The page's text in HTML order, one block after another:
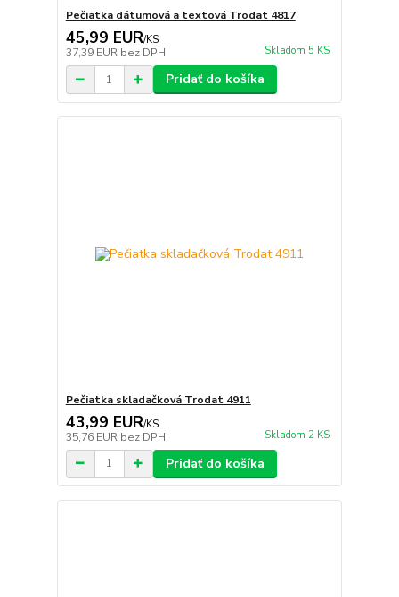
Pečiatka dátumová a textová Trodat 4817
45,99 EUR/KS
37,39 EUR bez DPH Skladom 5 KS
Pridať do košíka
Pečiatka skladačková Trodat 4911
43,99 EUR/KS
35,76 EUR bez DPH Skladom 2 KS
Pridať do košíka